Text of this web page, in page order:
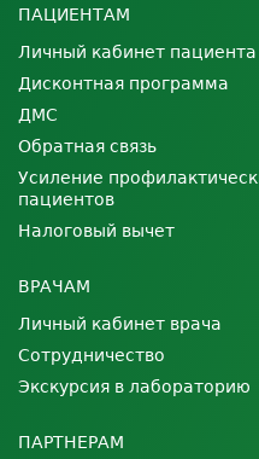
ПАЦИЕНТАМ
Личный кабинет пациента
Дисконтная программа
ДМС
Обратная связь
Усиление
пациентов
Налоговый вычет
ВРАЧАМ
Личный кабинет врача
Сотрудничество
Экскурсия в лабораторию
ПАРТНЕРАМ